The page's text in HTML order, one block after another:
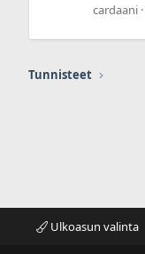
cardaani
Tunnisteet
Ulkoasun valinta